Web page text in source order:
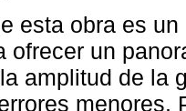
esta obra es
ofrecer un
amplitud de la
menores.